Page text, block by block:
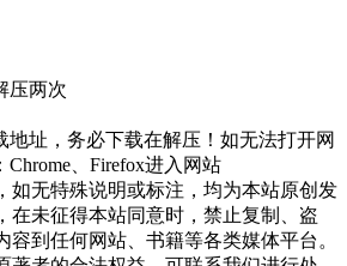
压两次
地址，务必下载在解压！如无法打开网
、Firefox进入网站
如无特殊说明或标注，均为本站原创发
在未征得本站同意时，禁止复制、盗
容到任何网站、书籍等各类媒体平台。